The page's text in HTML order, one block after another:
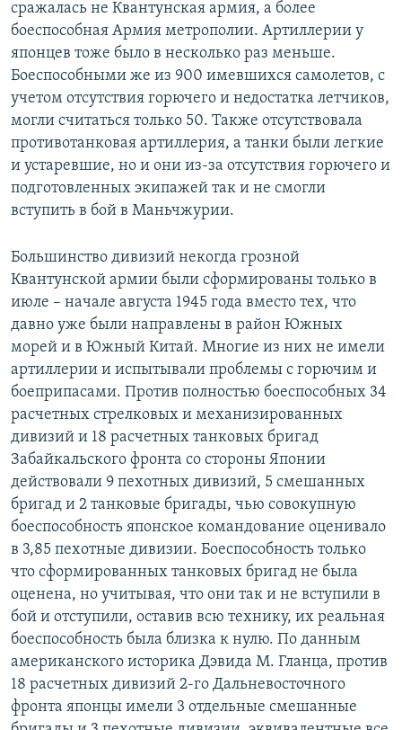
сражалась не Квантунская армия, а более
боеспособная Армия метрополии. Артиллерии у
японцев тоже было в несколько раз меньше.
Боеспособными же из 900 имевшихся самолетов, с
учетом отсутствия горючего и недостатка летчиков,
могли считаться только 50. Также отсутствовала
противотанковая артиллерия, а танки были легкие
и устаревшие, но и они из-за отсутствия горючего и
подготовленных экипажей так и не смогли
вступить в бой в Маньчжурии.
Большинство дивизий некогда грозной
Квантунской армии были сформированы только в
июле – начале августа 1945 года вместо тех, что
давно уже были направлены в район Южных
морей и в Южный Китай. Многие из них не имели
артиллерии и испытывали проблемы с горючим и
боеприпасами. Против полностью боеспособных 34
расчетных стрелковых и механизированных
дивизий и 18 расчетных танковых бригад
Забайкальского фронта со стороны Японии
действовали 9 пехотных дивизий, 5 смешанных
бригад и 2 танковые бригады, чью совокупную
боеспособность японское командование оценивало
в 3,85 пехотные дивизии. Боеспособность только
что сформированных танковых бригад не была
оценена, но учитывая, что они так и не вступили в
бой и отступили, оставив всю технику, их реальная
боеспособность была близка к нулю. По данным
американского историка Дэвида М. Гланца, против
18 расчетных дивизий 2-го Дальневосточного
фронта японцы имели 3 отдельные смешанные